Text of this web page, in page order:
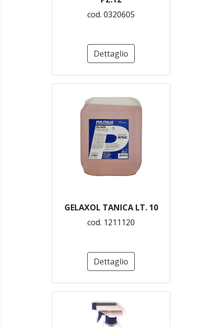
cod. 0320605
Dettaglio
GELAXOL TANICA LT. 10
cod. 1211120
Dettaglio